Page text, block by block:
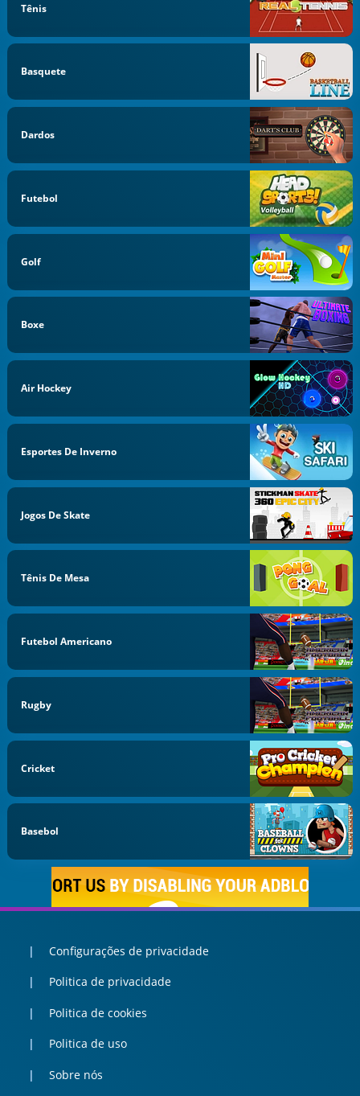
Tênis
Basquete
Dardos
Futebol
Golf
Boxe
Air Hockey
Esportes De Inverno
Jogos De Skate
Tênis De Mesa
Futebol Americano
Rugby
Cricket
Basebol
Configurações de privacidade
Politica de privacidade
Politica de cookies
Politica de uso
Sobre nós